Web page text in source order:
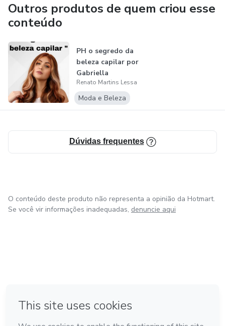
Outros produtos de quem criou esse
conteúdo
PH o segredo da
beleza capilar por
Gabriella
Magalhães(Gaby...
Renato Martins Lessa
Moda e Beleza
Dúvidas frequentes
O conteúdo deste produto não representa a opinião da Hotmart.
Se você vir informações inadequadas, denuncie aqui
Feito com ❤ em Amsterdam